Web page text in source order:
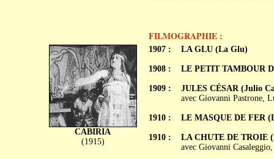
FILMOGRAPHIE :
CABIRIA
(1915)
1907 :
1908 :
1909 :
1910 :
1910 :
LA GLU (La Glu)
LE PETIT TAMBOUR
JULES CÉSAR (Julio
avec Giovanni Pastrone,
LE MASQUE DE FER
LA CHUTE DE TROIE
avec Giovanni